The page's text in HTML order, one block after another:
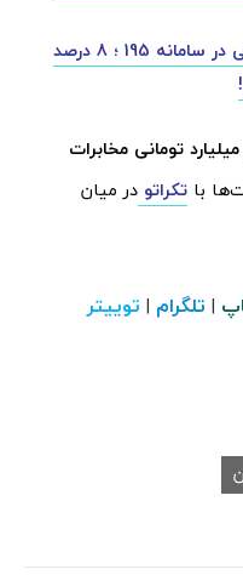
مخابرات صدرنشین شکایات مردمی در سامانه 195 ؛ 8 درصد
تومانی مخابرات
با تکراتو در میان
| تلگرام | توییتر